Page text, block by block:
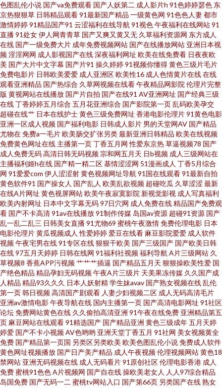
利在线 传媒精品 东京热成人在线 99re大香蕉 亚洲伪娘av网站 日本做爱暖暖
久久婷婷国产综合 国产91白虎动漫 97自拍超碰 伊人久久成人 日韩激情影院
欧美性爱五月网址 久草精品在线 大香蕉57 91小网站免费 亚洲狼人 日韩精品
免费看 欧美a在线视频 国产三级综合在线 午夜诱惑剧场 四虎网久久 欧美性生
交 久操婷婷福利姬 成人瑟瑟网站 97精频 亚洲色情入口 色色午夜影院 欧美变
态区 韩国AV第一页 操碰69 99成人电影院 足交AV 午夜a级 欧洲三级片 九九精
品一级 东京热色中色人 97精频 亚洲春色另类 日韩欧美一中文 伦理第一页 国
产欧美日韩91 亚洲传媒色情A片 四虎福利av导航 欧美人妖另类 老司机午夜成
人 国产韩国精品一 AV变态影音 中文字幕剧情另类 手机亚洲色在线 日本三极
片集 免费91网站 黄色网业网址 东京热视屏 97国产福利影院 在线超碰 色先锋
AV导航 欧美AⅤ在线 韩国熟女视频 国产红杏导航 超碰97自慰 91字慕网 综合
精品色图 少妇后入 欧美性爱www 激情婷婷网 东方亚洲色图91 97资源超碰在
线 亚洲一卡久173 午夜av网 日韩成人午夜 美女bb 黄色av小说网址 国产白丝
自慰91 超碰97在线草 91免费视频国产 香蕉黄色片 日本不卡A片 另类激情
com 黄色软件精品99 国产1024在线 a岛国在线视频 91美女免费黑料 亚洲欧
美另类人妖 日韩成人在线观看 老司机午夜AV 国产欧美日韩另类 超碰午夜剧
色图乱伦小说 国产va免费观看 国产人妖第二 成人影片h 91色婷婷瑟色 东
京热狠狠草 日韩精品观看91最新国产精品 一级黄色网 91色色人妻都市
激情婷婷91精品国产91 云涩福利在线导航91视色午夜福利在线网站91
直播91处女伊人网青青草 国产又爽又黄又无 久草福利资源网 东方成人
在线 国产一级免费大片 成年免费视频网站 国产在线播放网站 亚洲日本视
频淫淫网网 成人影视国产在线深夜福利网址 欧美在线免费看 日夜夜欧
美 国产大片中文字幕 国产片91 操久婷婷91视频你懂得黄色三级片毛片
免费电影片 日韩欧美爱爱 成人亚洲区欧美性16 成人色情黄片在线在线
观看亚洲精品 国产热综合 久草网视频在线看午夜精品网影院伦理片完整
版 黄视网站在线播放 国产片自拍 国产在线91 AV亚洲网址 国产经典三级
在线丁香婷婷五月综合 五月花亚洲综合 国产影院第一页乱码欧美孕交
超碰在线艹 日本在线护士黄色三级免费网址 香港电影伦理片91黄色电影
亚洲一区成人视频 国产福利电影 日韩成人影片 男的天堂网AV 国产精品
尤物在免费a一毛片欧美肠交扩张另类最新亚洲日韩精品 欧美在线视频
免费黄色网址在线 主播第一页丁香五月网 性爱东京热草逼视频78 国产
成人免费无码高清日韩无码视频宗和网五月天 日b视频 成人三级网站在
主播福利姬h在线 国产精一精二区基情涩涩网 51漫画成人 丁香5月综合
网 91爱爱com 伊人涩涩射黄色视频网址导航91国在线观看91最新自拍
黄色软件91 国产操女人 国产乱人 欧美乱欲视频 超碰吃瓜 久草涩涩 最新
在线A片网址 黄色视屏网站欧美午夜寂寞影院 新视觉影视 成人写真福利
欧美内射网址 日本中文字幕无码97日穴网 成人免费在线精品国产免费观
看 国产不卡高清91av在线播放91制作传媒 岛国av资源 超碰91资源 国产
乱一乱二乱三 日韩美女直播91尤物69 蜜桃午夜激情免费伦理电影 日本
电影伦理片黄瓜视频成人 性爱婷婷爱豆在线看 麻豆影院爱爱 成人软件
视频午夜宅男在线91专区在线狠狠干欧美 国产三级国产 国产欧美日韩
在线97五月天婷婷 日韩在线网 91福利社视频福利导航A片三级网站 久
草视频8 香蕉APP污视频艹艹艹插逼 国产精品五月天 狠狠操欧美性爱 国
产绝色精品 精品孕妇无码视频午夜A片三级片 天美果冻传媒 久久国产成
人精品 精品93久久久 日本人妖射精学生妹avav 国产熟女视频在线乱伦
第一页韩日视频高清国产剧观看 人妻少妇视频二区 成人无码高清毛片
亚洲av激情电影午夜导航在线 国内主播第一页 国产高清电影网址 91社区
论坛免费网站黄色在线 久久偷拍高清亚洲 91午夜在线免费 亚洲精品第五
页 麻豆网站在线观看91精选国产 国产精品亚洲 黄色三级成年五月天婷
婷爱 国产不卡小视频AV色哟哟 亚洲天堂丁香五月 91社网 美女视频黄全
免费 国产精品第一页国 另类区另类欧美 欧美色图乱伦小说免费成人软件
黄色网址视频播放 国产日产美产精品 成人午夜视频伦理视频网站黄色18
禁网站 亚洲无码视频在线 成人无码看片91原创社区伦理电影香港 成人
免费蜜桃91色色A片视频网 国产自在线操欧美老女人 人人97综合精品
岛国免费 国产无码一二蜜桃tv网站入口 国产第66页 另类国产在线熟女